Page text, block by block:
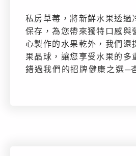
私房草莓，將新鮮水果透過
保存，為您帶來獨特口感與
心製作的水果乾外，我們還
果晶球，讓您享受水果的多
錯過我們的招牌健康之選─